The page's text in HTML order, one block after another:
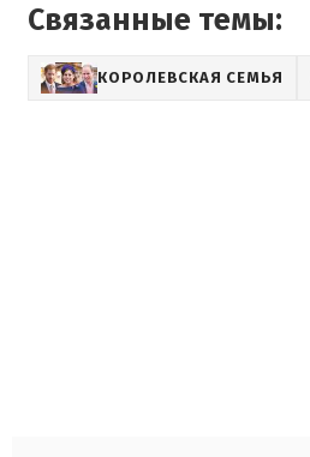
Связанные темы:
КОРОЛЕВСКАЯ СЕМЬЯ